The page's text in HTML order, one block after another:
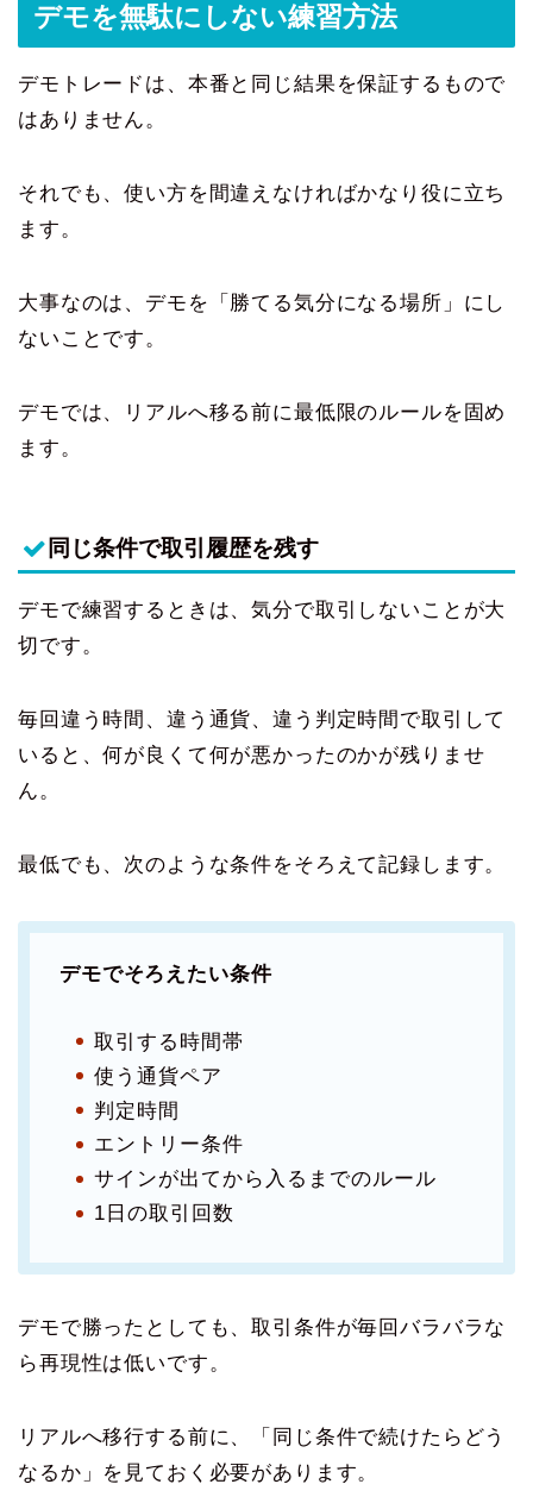
デモを無駄にしない練習方法
デモトレードは、本番と同じ結果を保証するもので
はありません。
それでも、使い方を間違えなければかなり役に立ち
ます。
大事なのは、デモを「勝てる気分になる場所」にし
ないことです。
デモでは、リアルへ移る前に最低限のルールを固め
ます。
同じ条件で取引履歴を残す
デモで練習するときは、気分で取引しないことが大
切です。
毎回違う時間、違う通貨、違う判定時間で取引して
いると、何が良くて何が悪かったのかが残りませ
ん。
最低でも、次のような条件をそろえて記録します。
デモでそろえたい条件
取引する時間帯
使う通貨ペア
判定時間
エントリー条件
サインが出てから入るまでのルール
1日の取引回数
デモで勝ったとしても、取引条件が毎回バラバラな
ら再現性は低いです。
リアルへ移行する前に、「同じ条件で続けたらどう
なるか」を見ておく必要があります。